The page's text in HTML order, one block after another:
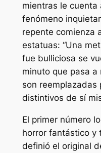
mientras le
fenómeno
repente comienza
estatuas: “Una
fue bulliciosa se
minuto que pasa
son reemplazadas
distintivos de sí
El primer número
horror fantástico y
definió el original